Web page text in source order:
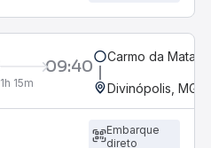
09:40
1h 15m
Carmo da Mata,
Divinópolis, MG -
Embarque
direto